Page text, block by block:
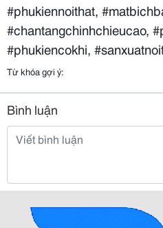
#phukiennoithat,
#chantangchinhchieucao,
#phukiencokhi,
Từ khóa gợi ý:
Bình luận